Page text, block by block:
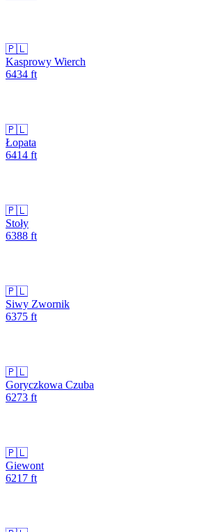
🇵🇱
Kasprowy Wierch
6434 ft
🇵🇱
Łopata
6414 ft
🇵🇱
Stoły
6388 ft
🇵🇱
Siwy Zwornik
6375 ft
🇵🇱
Goryczkowa Czuba
6273 ft
🇵🇱
Giewont
6217 ft